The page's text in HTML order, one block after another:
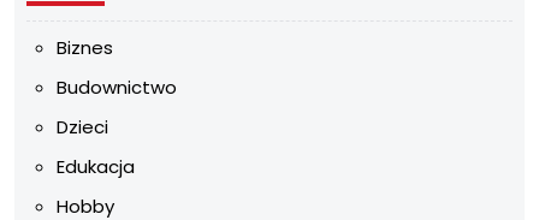
Biznes
Budownictwo
Dzieci
Edukacja
Hobby